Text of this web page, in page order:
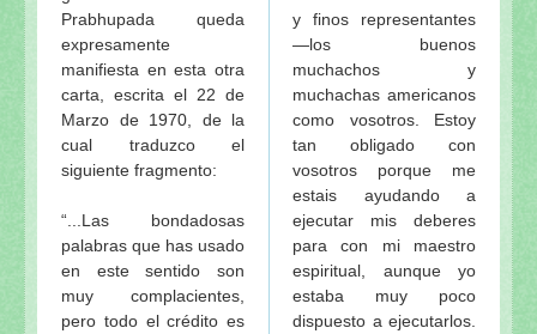
Prabhupada queda
expresamente
manifiesta en esta otra
carta, escrita el 22 de
Marzo de 1970, de la
cual traduzco el
siguiente fragmento:
“...Las bondadosas
palabras que has usado
en este sentido son
muy complacientes,
pero todo el crédito es
y finos representantes
—los buenos
muchachos y
muchachas americanos
como vosotros. Estoy
tan obligado con
vosotros porque me
estais ayudando a
ejecutar mis deberes
para con mi maestro
espiritual, aunque yo
estaba muy poco
dispuesto a ejecutarlos.